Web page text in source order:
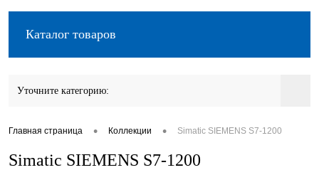
Каталог товаров
Уточните категорию:
Главная страница • Коллекции • Simatic SIEMENS S7-1200
Simatic SIEMENS S7-1200